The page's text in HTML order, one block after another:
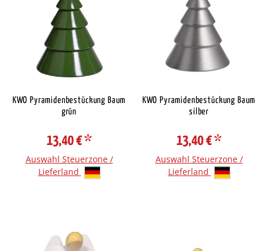
KWO Pyramidenbestückung Baum
grün
13,40 €*
Auswahl Steuerzone /
Lieferland
KWO Pyramidenbestückung Baum
silber
13,40 €*
Auswahl Steuerzone /
Lieferland